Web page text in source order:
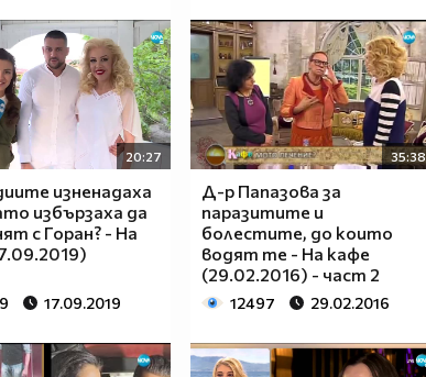
20:27
изненадаха
избързаха да
с Горан? - На
17.09.2019
35:38
Д-р Папазова за
паразитите и
болестите, до които
водят те - На кафе
(29.02.2016) - част 2
12497 29.02.2016